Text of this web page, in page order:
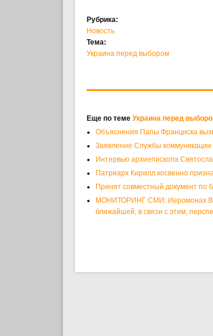
Рубрика:
Новость
Тема:
Украина перед выбором
Еще по теме Украина перед
Объяснения Папы Франциска
Заявление Службы
Интервью архиепископа
Патриарх Кирилл косвенно
Принят совместный документ
МОНИТОРИНГ СМИ: Иеромонах
ближайшей, в связи с этим,